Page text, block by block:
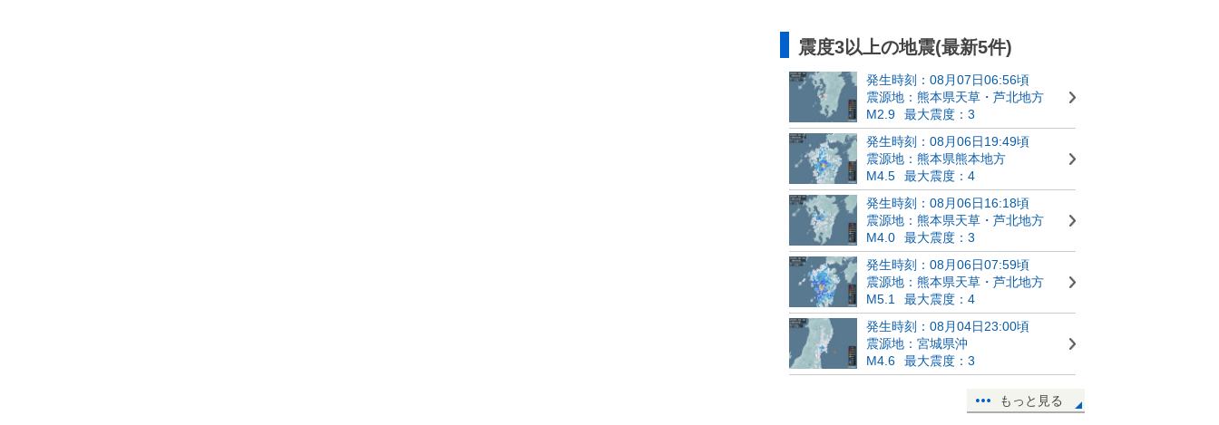
震度3以上の地震(最新5件)
発生時刻：08月07日06:56頃
震源地：熊本県天草・芦北地方
M2.9
最大震度：3
発生時刻：08月06日19:49頃
震源地：熊本県熊本地方
M4.5
最大震度：4
発生時刻：08月06日16:18頃
震源地：熊本県天草・芦北地方
M4.0
最大震度：3
発生時刻：08月06日07:59頃
震源地：熊本県天草・芦北地方
M5.1
最大震度：4
発生時刻：08月04日23:00頃
震源地：宮城県沖
M4.6
最大震度：3
もっと見る